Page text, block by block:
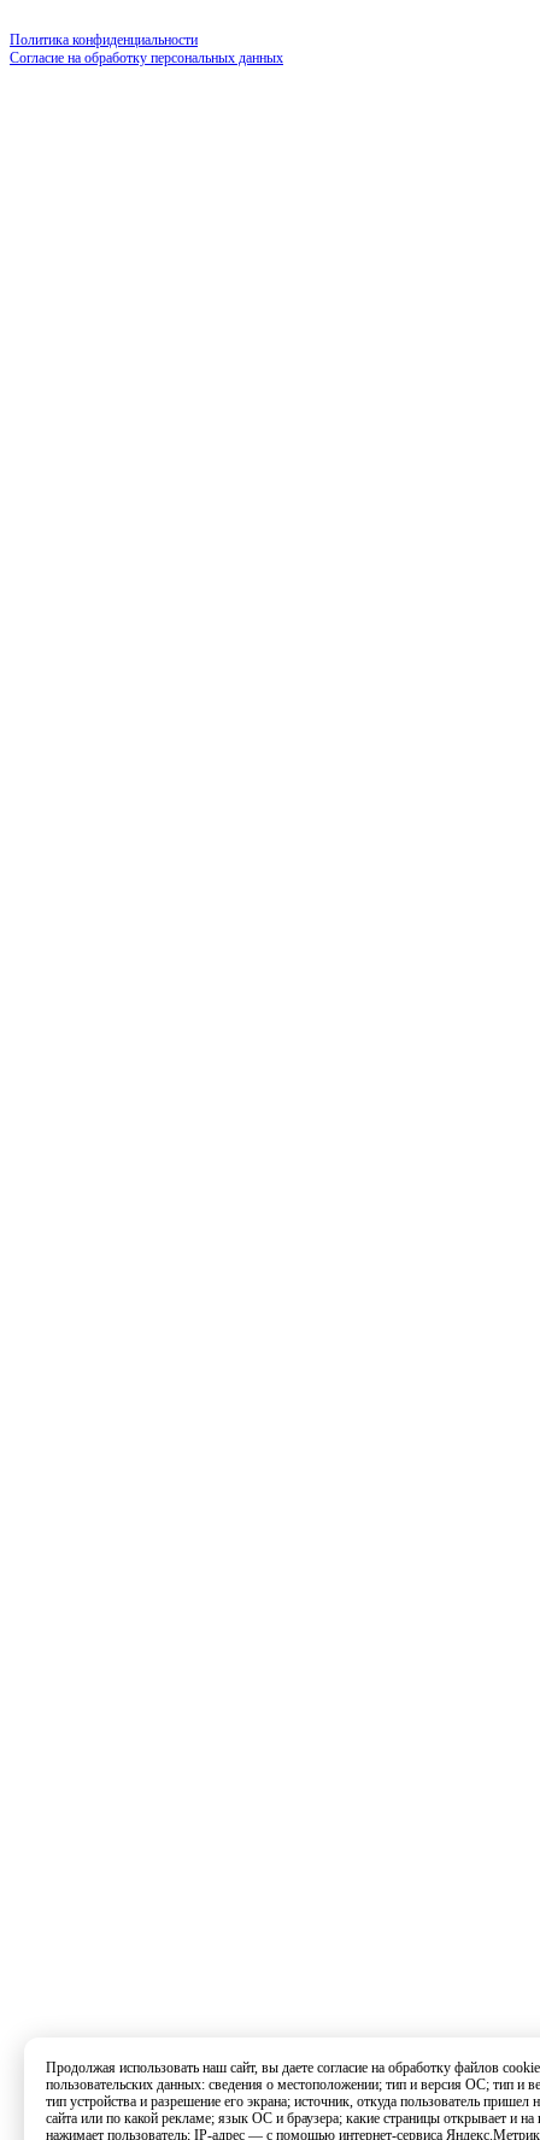
Политика конфиденциальности
Согласие на обработку персональных данных
Продолжая использовать наш сайт, вы даете согласие на обработку файлов
пользовательских данных: сведения о местоположении; тип и версия ОС; тип и
тип устройства и разрешение его экрана; источник, откуда пользователь пришел
сайта или по какой рекламе; язык ОС и браузера; какие страницы открывает и на
нажимает пользователь; IP-адрес — с помощью интернет-сервиса